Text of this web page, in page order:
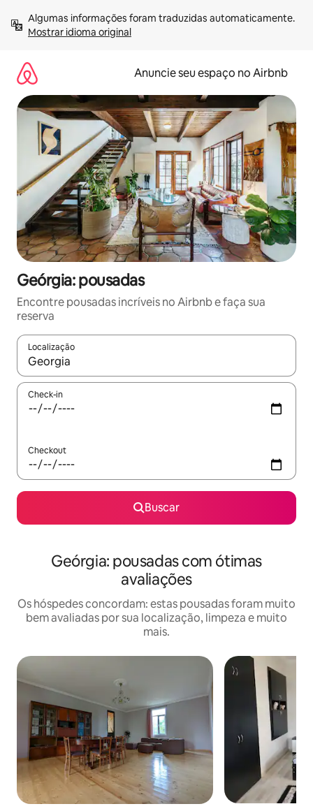
para
Mostrar idioma original
Anuncie seu espaço no Airbnb
Geórgia: pousadas
Encontre pousadas incríveis no Airbnb e faça sua
reserva
Localização
Quando os resultados estiverem disponíveis, explore-os
Check-in
Checkout
Buscar
Geórgia: pousadas com ótimas
avaliações
Os hóspedes concordam: estas pousadas foram muito
bem avaliadas por sua localização, limpeza e muito
mais.